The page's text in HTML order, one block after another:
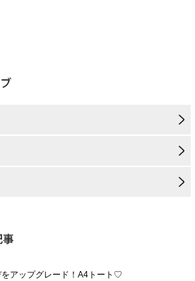
をアップグレード！A4トート♡